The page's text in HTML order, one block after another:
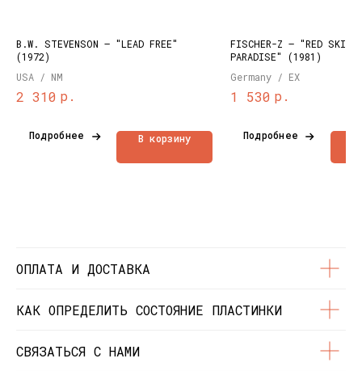
B.W. STEVENSON – "LEAD FREE"
(1972)
USA / NM
2 310 р.
Подробнее В корзину
FISCHER-Z – "RED SKIES
PARADISE" (1981)
Germany / EX
1 530 р.
Подробнее
ОПЛАТА И ДОСТАВКА
КАК ОПРЕДЕЛИТЬ СОСТОЯНИЕ ПЛАСТИНКИ
СВЯЗАТЬСЯ С НАМИ
НАВИГАЦИЯ
Доставка и оплата
Контакты
Состояние пластинок
Разработка сайта